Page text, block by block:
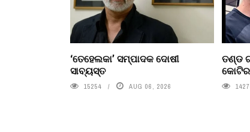
‘ତେହେଲକା’ ସମ୍ପାଦକ ଦୋଷୀ
ସାବ୍ୟସ୍ତ
15254 AUG 06, 2026
ତଣ୍ଡ